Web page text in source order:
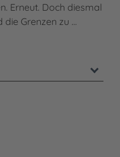
Erneut. Doch diesmal
Grenzen zu …